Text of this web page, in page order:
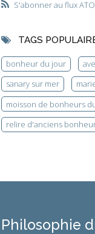
S'abonner au flux
TAGS
bonheur du jour
sanary sur mer
moisson de bonheurs
relire d'anciens
Philosophie